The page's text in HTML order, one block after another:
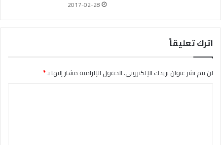
2017-02-28
اترك تعليقاً
لن يتم نشر عنوان بريدك الإلكتروني.الحقول الإلزامية مشار إليها بـ*